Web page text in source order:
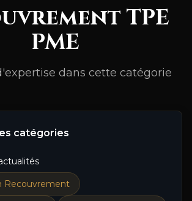
TPE
PME
dans cette catégorie
catégories
Recouvrement